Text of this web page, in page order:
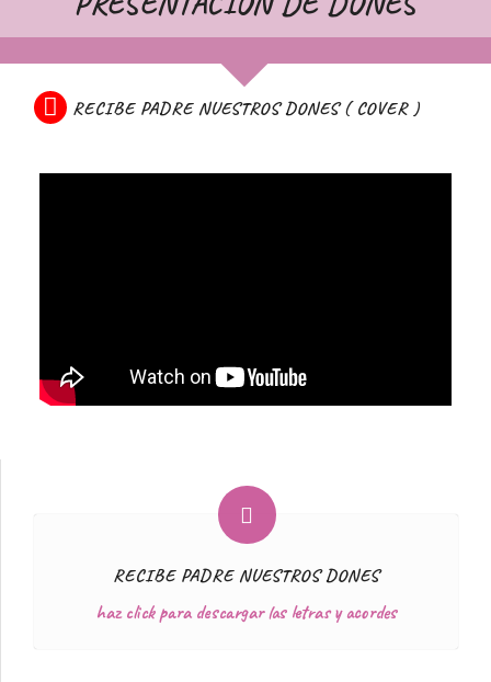
RECIBE PADRE NUESTROS DONES ( COVER )
RECIBE PADRE NUESTROS DONES
haz click para descargar las letras y acordes